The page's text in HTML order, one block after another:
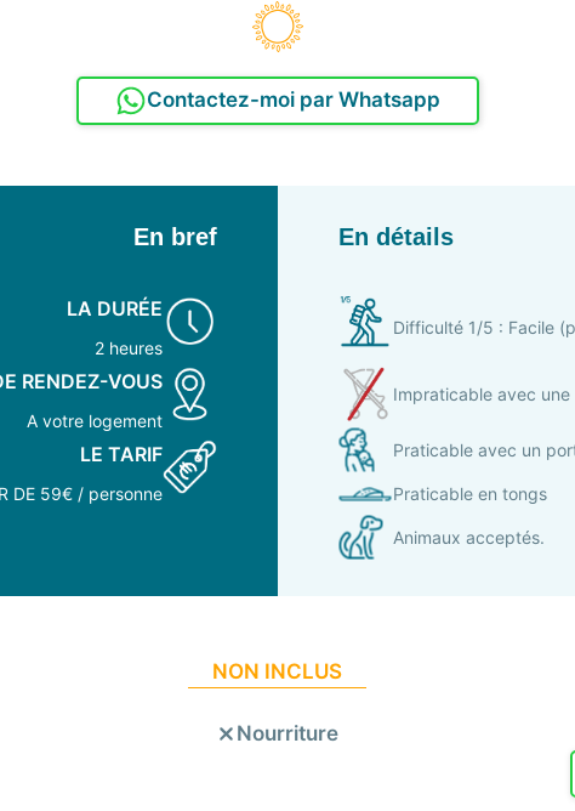
Contactez-moi par Whatsapp
En bref
LA DURÉE
2 heures
RENDEZ-VOUS
A votre logement
LE TARIF
DE 59€ / personne
En détails
Difficulté 1/5 : Facile
Impraticable avec une
Praticable avec un
Praticable en tongs
Animaux acceptés.
NON INCLUS
Nourriture